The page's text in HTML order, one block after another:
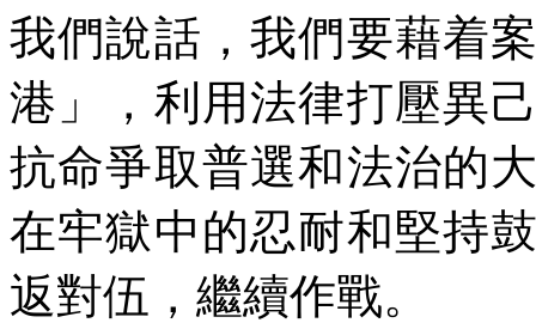
我們說話，我們要藉着
港」，利用法律打壓異
抗命爭取普選和法治的
在牢獄中的忍耐和堅持
返對伍，繼續作戰。